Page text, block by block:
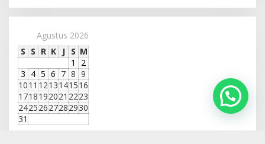
Agustus 2026
S S R K J S M
1
2
3 4 5 6 7 8 9
1011 1213141516
1718192021 2223
24252627282930
31